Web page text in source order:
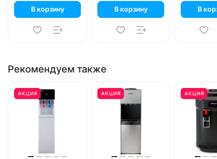
В корзину В корзину В
Рекомендуем также
АКЦИЯ АКЦИЯ АКЦИЯ